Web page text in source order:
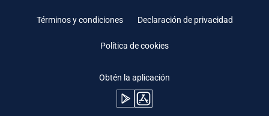
Términos y condiciones Declaración de privacidad
Política de cookies
Obtén la aplicación